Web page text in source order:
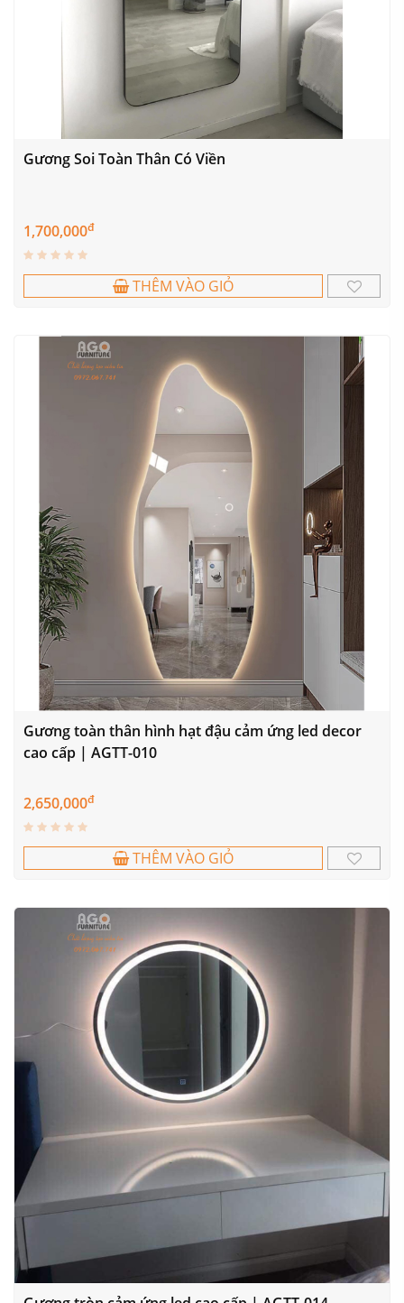
Gương Soi Toàn Thân Có Viền
1,700,000đ
THÊM VÀO GIỎ
Gương toàn thân hình hạt đậu cảm ứng led decor
cao cấp | AGTT-010
2,650,000đ
THÊM VÀO GIỎ